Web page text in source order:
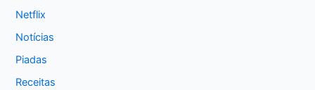
Netflix
Notícias
Piadas
Receitas